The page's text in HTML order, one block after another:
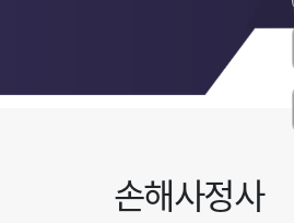
손해사정사